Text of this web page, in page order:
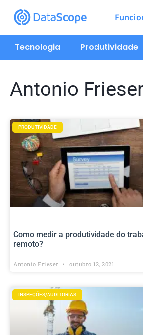
Tecnologia Produtividade
Antonio Frieser
PRODUTIVIDADE
Como medir a produtividade do
remoto?
Antonio Frieser outubro 12, 2021
INSPEÇÕES/AUDITORIAS